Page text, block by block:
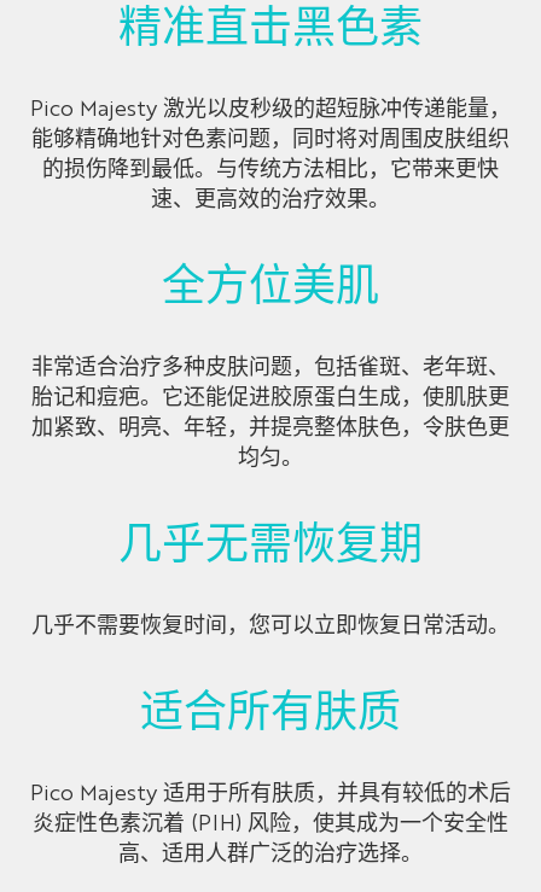
精准直击黑色素
Pico Majesty 激光以皮秒级的超短脉冲传递能量，
能够精确地针对色素问题，同时将对周围皮肤组织
的损伤降到最低。与传统方法相比，它带来更快
速、更高效的治疗效果。
全方位美肌
非常适合治疗多种皮肤问题，包括雀斑、老年斑、
胎记和痘疤。它还能促进胶原蛋白生成，使肌肤更
加紧致、明亮、年轻，并提亮整体肤色，令肤色更
均匀。
几乎无需恢复期
几乎不需要恢复时间，您可以立即恢复日常活动。
适合所有肤质
Pico Majesty 适用于所有肤质，并具有较低的术后
炎症性色素沉着 (PIH) 风险，使其成为一个安全性
高、适用人群广泛的治疗选择。